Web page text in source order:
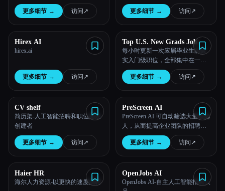
位
更多细节 → 访问 ↗︎
聘方式，该平台包含面试情报、
人工智能记事员和全面的 ATS。
更多细节 → 访问 ↗︎
Hirex AI
hirex.ai
更多细节 → 访问 ↗︎
Top U.S. New Grads Job
每小时更新一次应届毕业生的真
实入门级职位，全部集中在一
处！
更多细节 → 访问 ↗︎
CV shelf
简历架-人工智能招聘和职位描述
创建者
更多细节 → 访问 ↗︎
PreScreen AI
PreScreen AI 可自动筛选大量候选
人，从而提高企业团队的招聘效
率。
更多细节 → 访问 ↗︎
Haier HR
海尔人力资源-以更快的速度招聘
OpenJobs AI
OpenJobs AI-自主人工智能招聘人